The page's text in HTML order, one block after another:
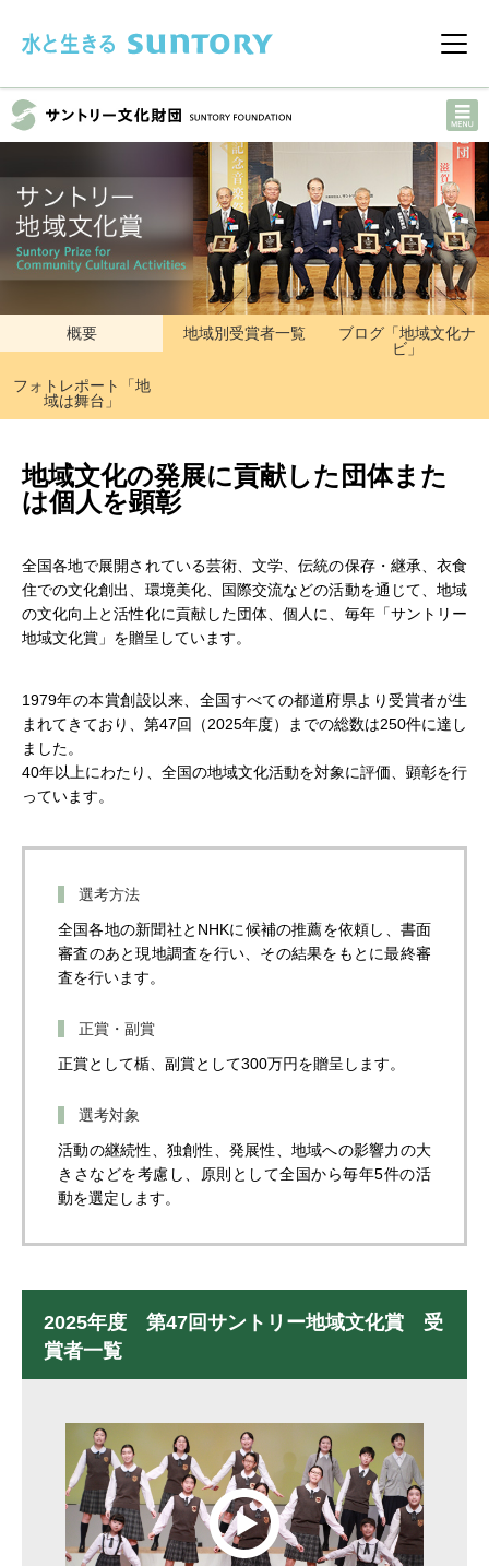
メ
概要 地域別受賞者一覧
ブログ「地域文化ナ
ビ」
フォトレポート「地
域は舞台」
地域文化の発展に貢献した団体また
は個人を顕彰
全国各地で展開されている芸術、文学、伝統の保存・継承、衣食
住での文化創出、環境美化、国際交流などの活動を通じて、地域
の文化向上と活性化に貢献した団体、個人に、毎年「サントリー
地域文化賞」を贈呈しています。
1979年の本賞創設以来、全国すべての都道府県より受賞者が生
まれてきており、第47回（2025年度）までの総数は250件に達し
ました。
40年以上にわたり、全国の地域文化活動を対象に評価、顕彰を行
っています。
選考方法
全国各地の新聞社とNHKに候補の推薦を依頼し、書面
審査のあと現地調査を行い、その結果をもとに最終審
査を行います。
正賞・副賞
正賞として楯、副賞として300万円を贈呈します。
選考対象
活動の継続性、独創性、発展性、地域への影響力の大
きさなどを考慮し、原則として全国から毎年5件の活
動を選定します。
2025年度 第47回サントリー地域文化賞 受
賞者一覧